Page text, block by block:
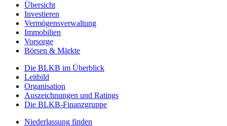
Übersicht
Investieren
Vermögensverwaltung
Immobilien
Vorsorge
Börsen & Märkte
Die BLKB im Überblick
Leitbild
Organisation
Auszeichnungen und Ratings
Die BLKB-Finanzgruppe
Niederlassung finden